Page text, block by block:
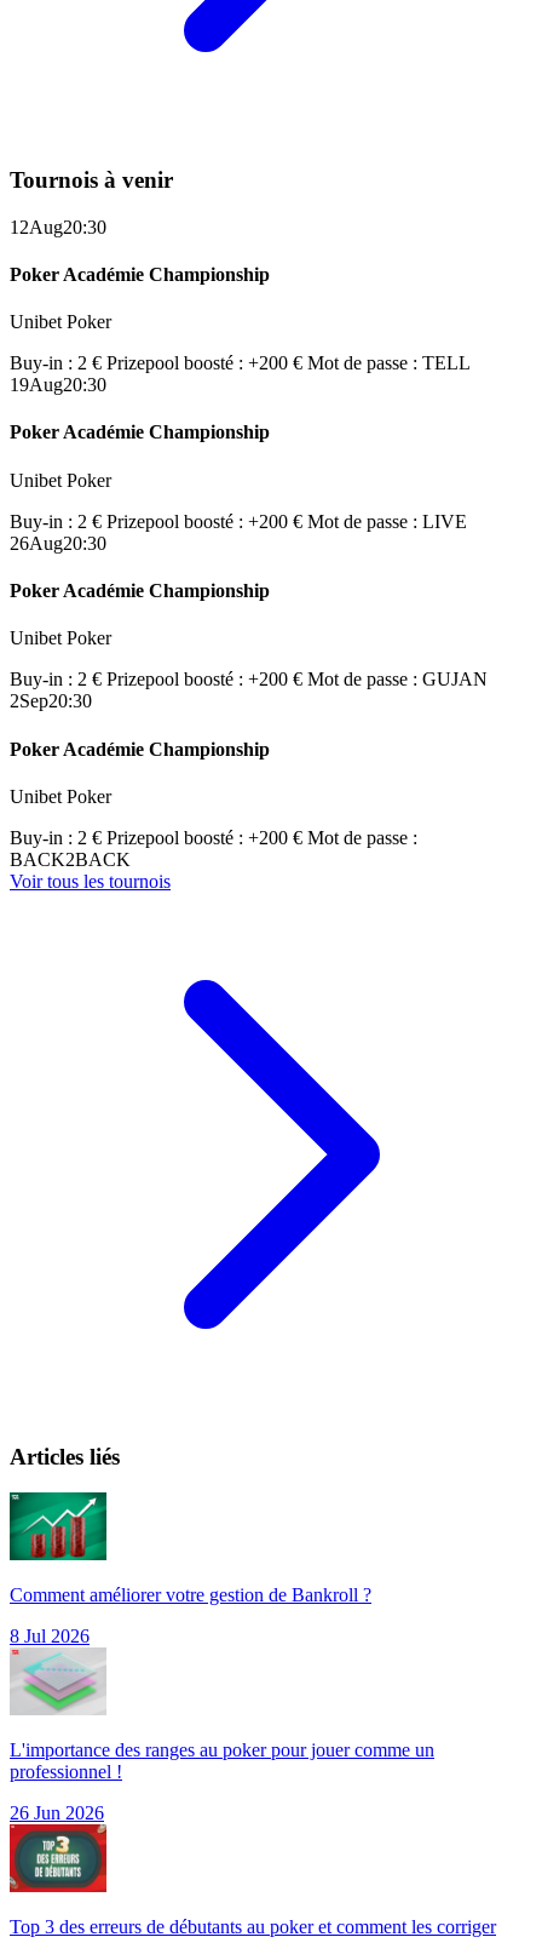
Tournois à venir
12Aug20:30
Poker Académie Championship
Unibet Poker
Buy-in : 2 € Prizepool boosté : +200 € Mot de passe : TELL
19Aug20:30
Poker Académie Championship
Unibet Poker
Buy-in : 2 € Prizepool boosté : +200 € Mot de passe : LIVE
26Aug20:30
Poker Académie Championship
Unibet Poker
Buy-in : 2 € Prizepool boosté : +200 € Mot de passe : GUJAN
2Sep20:30
Poker Académie Championship
Unibet Poker
Buy-in : 2 € Prizepool boosté : +200 € Mot de passe :
BACK2BACK
Voir tous les tournois
Articles liés
Comment améliorer votre gestion de Bankroll ?
8 Jul 2026
L'importance des ranges au poker pour jouer comme un
professionnel !
26 Jun 2026
Top 3 des erreurs de débutants au poker et comment les corriger